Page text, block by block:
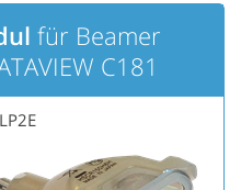
für Beamer
C181